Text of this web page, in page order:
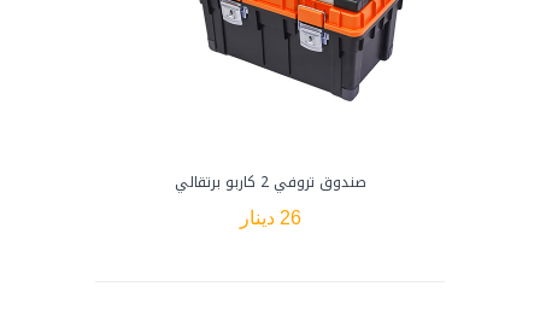
صندوق تروفي 2 كاربو برتقالي
26 دينار